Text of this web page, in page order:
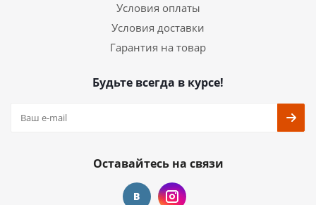
Условия оплаты
Условия доставки
Гарантия на товар
Будьте всегда в курсе!
Оставайтесь на связи